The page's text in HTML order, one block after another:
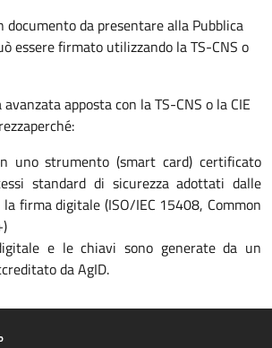
documento da presentare alla Pubblica
essere firmato utilizzando la TS-CNS o
apposta con la TS-CNS o la CIE
perché:
uno strumento (smart card) certificato
standard di sicurezza adottati dalle
firma digitale (ISO/IEC 15408, Common
e le chiavi sono generate da un
da AgID.